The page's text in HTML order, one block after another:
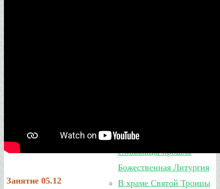
Занятие 05.12
иконы Божией Матери в
с.Маковцы прошла
Божественная Литургия
В храме Святой Троицы